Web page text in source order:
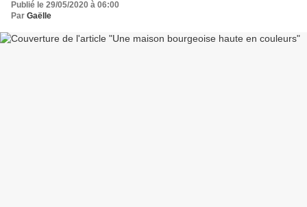
Publié le 29/05/2020 à 06:00
Par Gaëlle